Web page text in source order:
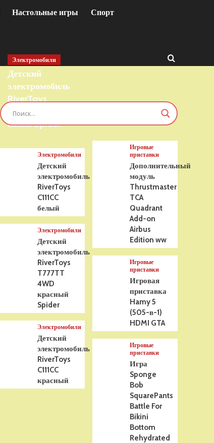
Настольные игры Спорт
Электромобили
Детский
электромобиль
RiverToys
T777TT 4WD
синий Spider
Электромобили
Детский
электромобиль
RiverToys
C111CC
белый
Электромобили
Детский
электромобиль
RiverToys
T777TT
4WD
красный
Spider
Электромобили
Детский
электромобиль
RiverToys
C111CC
красный
Игровые
приставки
Дополнительный
модуль
Thrustmaster
TCA
Quadrant
Add-on
Airbus
Edition ww
Игровые
приставки
Игровая
приставка
Hamy 5
(505-в-1)
HDMI GTA
Игровые
приставки
Игра
Sponge
Bob
SquarePants
Battle For
Bikini
Bottom
Rehydrated